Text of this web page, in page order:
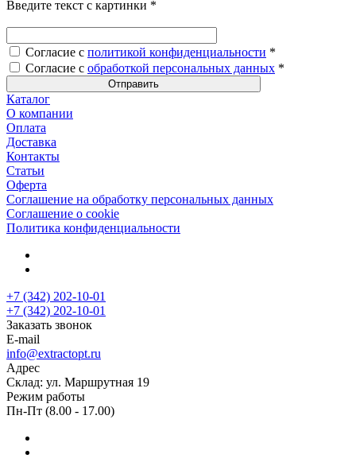
Введите текст с картинки *
Согласие с политикой конфиденциальности *
Согласие с обработкой персональных данных *
Каталог
О компании
Оплата
Доставка
Контакты
Статьи
Оферта
Соглашение на обработку персональных данных
Соглашение о cookie
Политика конфиденциальности
+7 (342) 202-10-01
+7 (342) 202-10-01
Заказать звонок
E-mail
info@extractopt.ru
Адрес
Склад: ул. Маршрутная 19
Режим работы
Пн-Пт (8.00 - 17.00)